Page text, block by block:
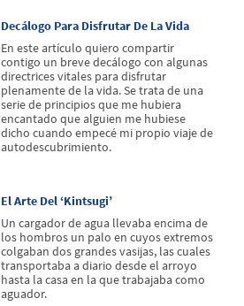
Decálogo Para Disfrutar De La Vida
En este artículo quiero compartir
contigo un breve decálogo con algunas
directrices vitales para disfrutar
plenamente de la vida. Se trata de una
serie de principios que me hubiera
encantado que alguien me hubiese
dicho cuando empecé mi propio viaje de
autodescubrimiento.
El Arte Del ‘kintsugi’
Un cargador de agua llevaba encima de
los hombros un palo en cuyos extremos
colgaban dos grandes vasijas, las cuales
transportaba a diario desde el arroyo
hasta la casa en la que trabajaba como
aguador.